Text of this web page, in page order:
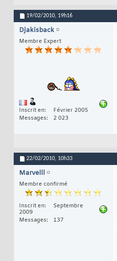
19/02/2010, 19h16
Djakisback
Membre Expert
Inscrit en
Février 2005
Messages
2 023
22/02/2010, 10h33
Marvelll
Membre confirmé
Inscrit en
Septembre
2009
Messages
137